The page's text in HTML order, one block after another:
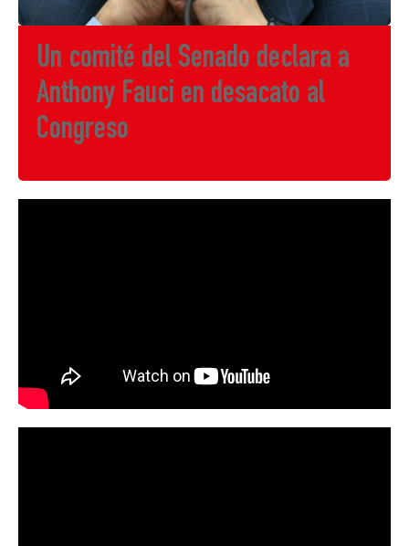
Un comité del Senado declara a
Anthony Fauci en desacato al
Congreso